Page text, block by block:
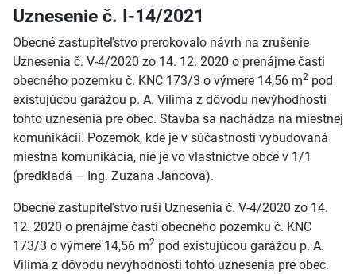
Uznesenie č. I-14/2021
Obecné zastupiteľstvo prerokovalo návrh na zrušenie
Uznesenia č. V-4/2020 zo 14. 12. 2020 o prenájme časti
obecného pozemku č. KNC 173/3 o výmere 14,56 m2 pod
existujúcou garážou p. A. Vilima z dôvodu nevýhodnosti
tohto uznesenia pre obec. Stavba sa nachádza na miestnej
komunikácií. Pozemok, kde je v súčastnosti vybudovaná
miestna komunikácia, nie je vo vlastníctve obce v 1/1
(predkladá – Ing. Zuzana Jancová).
Obecné zastupiteľstvo ruší Uznesenia č. V-4/2020 zo 14.
12. 2020 o prenájme časti obecného pozemku č. KNC
173/3 o výmere 14,56 m2 pod existujúcou garážou p. A.
Vilima z dôvodu nevýhodnosti tohto uznesenia pre obec.